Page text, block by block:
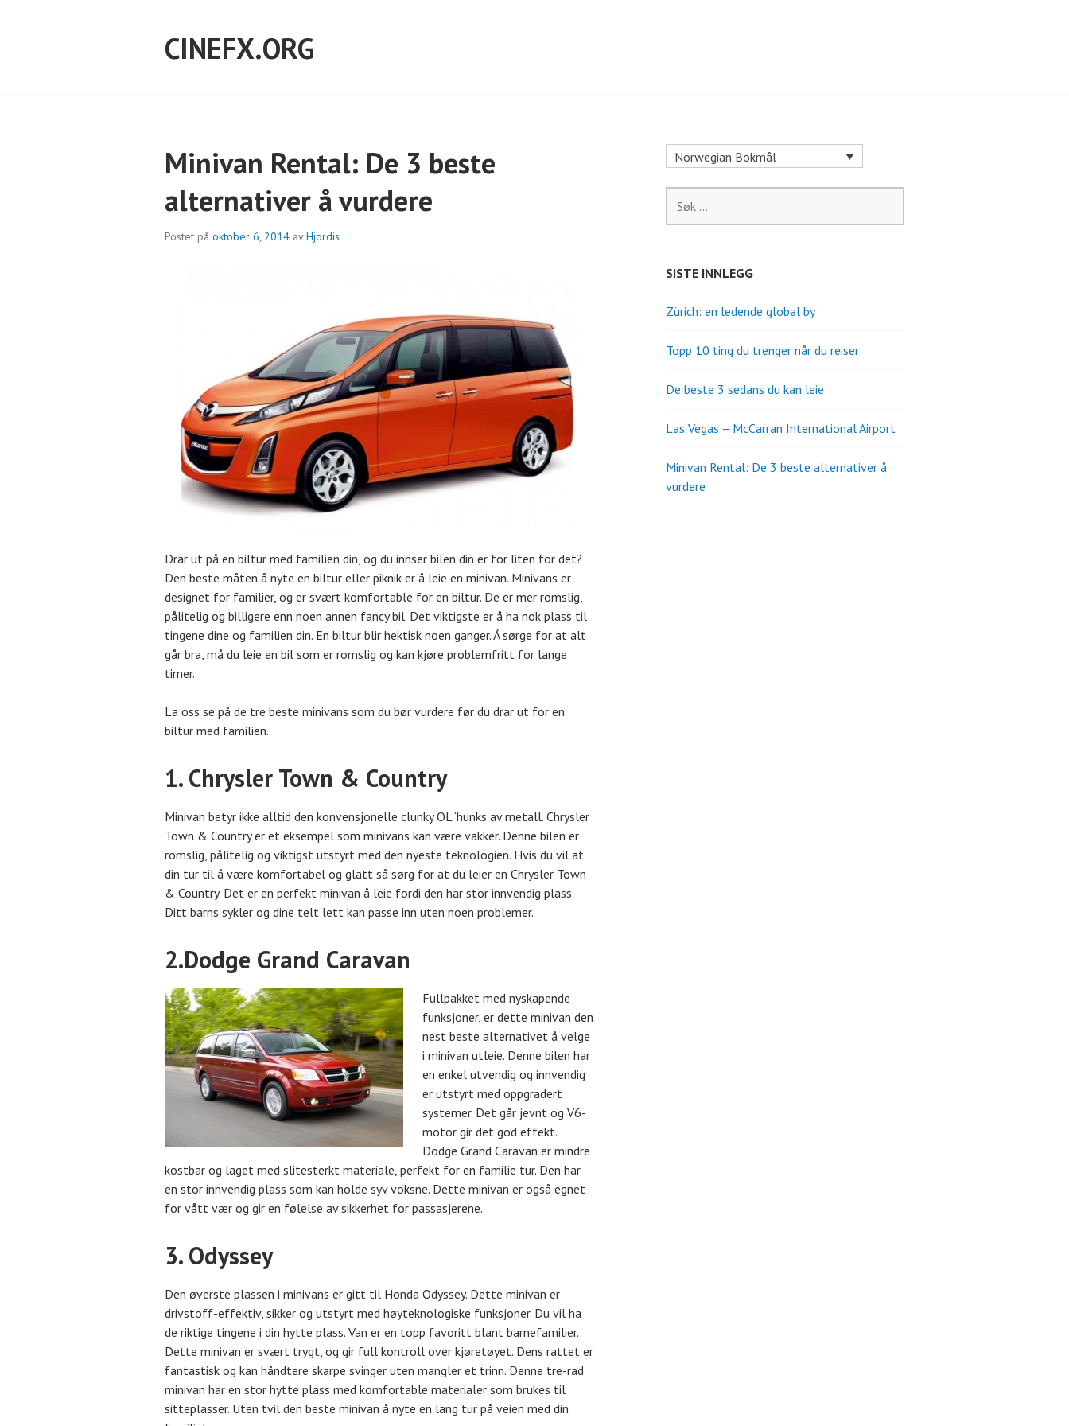
CINEFX.ORG
Minivan Rental: De 3 beste
alternativer å vurdere
Postet på oktober 6, 2014 avHjordis
Drar ut på en biltur med familien din, og du innser bilen din er for liten for det?
Den beste måten å nyte en biltur eller piknik er å leie en minivan. Minivans er
designet for familier, og er svært komfortable for en biltur. De er mer romslig,
pålitelig og billigere enn noen annen fancy bil. Det viktigste er å ha nok plass til
tingene dine og familien din. En biltur blir hektisk noen ganger. Å sørge for at alt
går bra, må du leie en bil som er romslig og kan kjøre problemfritt for lange
timer.
La oss se på de tre beste minivans som du bør vurdere før du drar ut for en
biltur med familien.
1. Chrysler Town & Country
Minivan betyr ikke alltid den konvensjonelle clunky OL ‘hunks av metall. Chrysler
Town & Country er et eksempel som minivans kan være vakker. Denne bilen er
romslig, pålitelig og viktigst utstyrt med den nyeste teknologien. Hvis du vil at
din tur til å være komfortabel og glatt så sørg for at du leier en Chrysler Town
& Country. Det er en perfekt minivan å leie fordi den har stor innvendig plass.
Ditt barns sykler og dine telt lett kan passe inn uten noen problemer.
2.Dodge Grand Caravan
Fullpakket med nyskapende
funksjoner, er dette minivan den
nest beste alternativet å velge
i minivan utleie. Denne bilen har
en enkel utvendig og innvendig
er utstyrt med oppgradert
systemer. Det går jevnt og V6-
motor gir det god effekt.
Dodge Grand Caravan er mindre
kostbar og laget med slitesterkt materiale, perfekt for en familie tur. Den har
en stor innvendig plass som kan holde syv voksne. Dette minivan er også egnet
for vått vær og gir en følelse av sikkerhet for passasjerene.
3. Odyssey
Den øverste plassen i minivans er gitt til Honda Odyssey. Dette minivan er
drivstoff-effektiv, sikker og utstyrt med høyteknologiske funksjoner. Du vil ha
de riktige tingene i din hytte plass. Van er en topp favoritt blant barnefamilier.
Dette minivan er svært trygt, og gir full kontroll over kjøretøyet. Dens rattet er
fantastisk og kan håndtere skarpe svinger uten mangler et trinn. Denne tre-rad
minivan har en stor hytte plass med komfortable materialer som brukes til
sitteplasser. Uten tvil den beste minivan å nyte en lang tur på veien med din
Norwegian Bokmål
etter:
SISTE INNLEGG
Zürich: en ledende global by
Topp 10 ting du trenger når du reiser
De beste 3 sedans du kan leie
Las Vegas – McCarran International Airport
Minivan Rental: De 3 beste alternativer å
vurdere